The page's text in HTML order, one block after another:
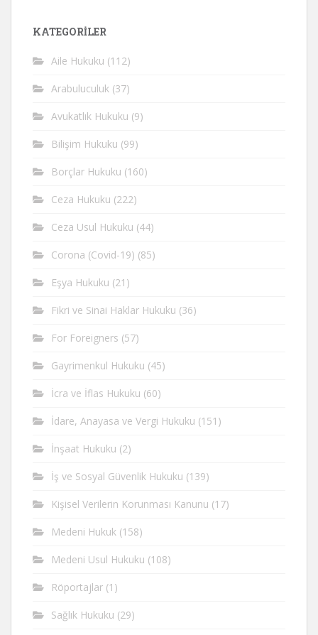
KATEGORİLER
Aile Hukuku (112)
Arabuluculuk (37)
Avukatlık Hukuku (9)
Bilişim Hukuku (99)
Borçlar Hukuku (160)
Ceza Hukuku (222)
Ceza Usul Hukuku (44)
Corona (Covid-19) (85)
Eşya Hukuku (21)
Fikri ve Sinai Haklar Hukuku (36)
For Foreigners (57)
Gayrimenkul Hukuku (45)
İcra ve İflas Hukuku (60)
İdare, Anayasa ve Vergi Hukuku (151)
İnşaat Hukuku (2)
İş ve Sosyal Güvenlik Hukuku (139)
Kişisel Verilerin Korunması Kanunu (17)
Medeni Hukuk (158)
Medeni Usul Hukuku (108)
Röportajlar (1)
Sağlık Hukuku (29)